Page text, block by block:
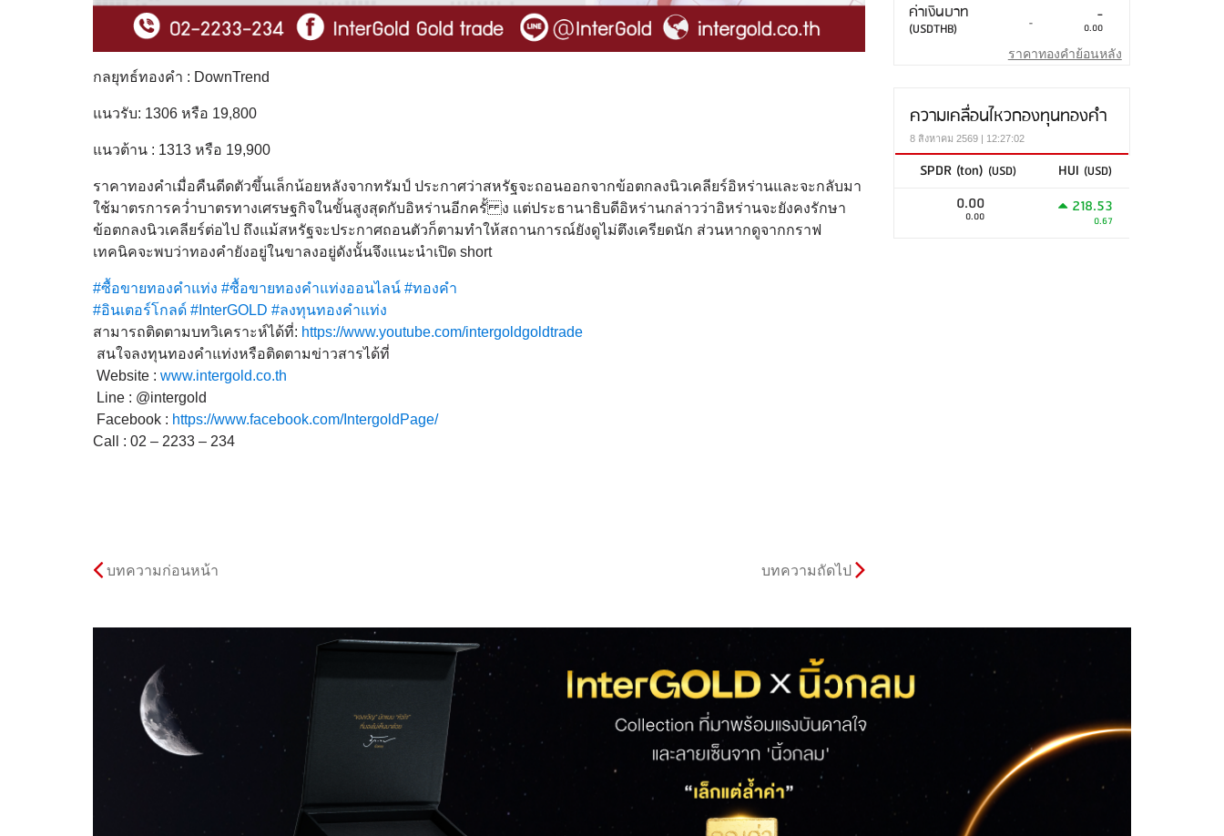
กลยุทธ์ทองคำ : DownTrend
แนวรับ: 1306 หรือ 19,800
แนวต้าน : 1313 หรือ 19,900
ราคาทองคำเมื่อคืนดีดตัวขึ้นเล็กน้อยหลังจากทรัมป์ ประกาศว่าสหรัฐจะถอนออกจากข้อตกลงนิวเคลียร์อิหร่านและจะกลับมา
ใช้มาตรการคว่ำบาตรทางเศรษฐกิจในขั้นสูงสุดกับอิหร่านอีกครั้ ง แต่ประธานาธิบดีอิหร่านกล่าวว่าอิหร่านจะยังคงรักษา
ข้อตกลงนิวเคลียร์ต่อไป ถึงแม้สหรัฐจะประกาศถอนตัวก็ตามทำให้สถานการณ์ยังดูไม่ตึงเครียดนัก ส่วนหากดูจากกราฟ
เทคนิคจะพบว่าทองคำยังอยู่ในขาลงอยู่ดังนั้นจึงเเนะนำเปิด short
#ซื้อขายทองคำแท่ง #ซื้อขายทองคำแท่งออนไลน์ #ทองคำ
#อินเตอร์โกลด์ #InterGOLD #ลงทุนทองคำแท่ง
สามารถติดตามบทวิเคราะห์ได้ที่: https://www.youtube.com/intergoldgoldtrade
สนใจลงทุนทองคำแท่งหรือติดตามข่าวสารได้ที่
Website : www.intergold.co.th
Line : @intergold
Facebook : https://www.facebook.com/IntergoldPage/
Call : 02 – 2233 – 234
บทความก่อนหน้า บทความถัดไป
ค่าเงินบาท
(USDTHB) - -
0.00
ราคาทองคำย้อนหลัง
ความเคลื่อนไหวกองทุนทองคำ
8 สิงหาคม 2569 | 12:27:02
SPDR (ton) (USD) HUI (USD)
0.00
0.00 218.53
0.67